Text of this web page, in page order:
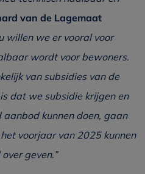
van de Lagemaat
willen we er vooral voor
wordt voor bewoners.
van subsidies van de
dat we subsidie krijgen en
kunnen doen, gaan
voorjaar van 2025 kunnen
geven.”